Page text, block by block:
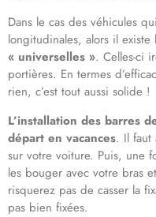
Dans le cas des véhicules
longitudinales, alors il existe
« universelles ». Celles-ci
portières. En termes
rien, c’est tout aussi solide !
L’installation des barres
départ en vacances. Il faut
sur votre voiture. Puis, une
les bouger avec votre bras
risquerez pas de casser la
pas bien fixées.